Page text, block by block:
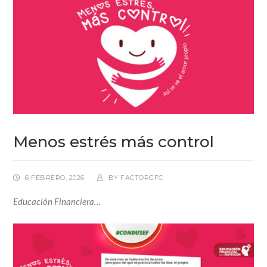
Menos estrés más control
6 FEBRERO, 2026 BY FACTORGFC
Educación Financiera…